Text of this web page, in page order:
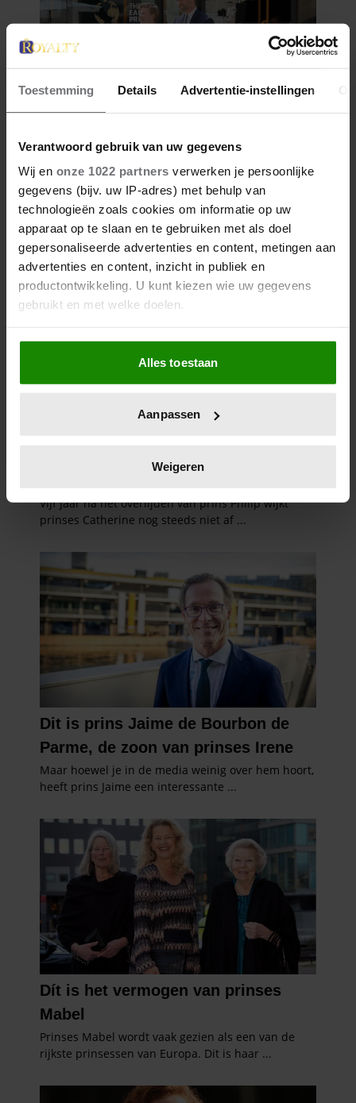
Toestemming Details Advertentie-instellingen
Verantwoord gebruik van uw gegevens
Wij en onze 1022 partners verwerken je persoonlijke
gegevens (bijv. uw IP-adres) met behulp van
technologieën zoals cookies om informatie op uw
apparaat op te slaan en te gebruiken met als doel
gepersonaliseerde advertenties en content, metingen aan
advertenties en content, inzicht in publiek en
productontwikkeling. U kunt kiezen wie uw gegevens
gebruikt en met welke doelen.
Als u het toestaat, willen we ook graag:
Informatie verzamelen over uw geografische
locatie, die tot een paar meter nauwkeurig kan zijn
scannen op specifieke eigenschappen (fingerprinting)
verwerkt en stel uw voorkeuren in het
intrekken in de Cookieverklaring.
en om ons websiteverkeer te analyseren. Ook delen we
informatie over uw gebruik van onze site met onze
partners voor social media, adverteren en analyse. Deze
partners kunnen deze gegevens combineren met andere
informatie die u aan ze heeft verstrekt of die ze hebben
verzameld op basis van uw gebruik van hun services. U
gaat akkoord met onze cookies als u onze website blijft
gebruiken.
Alles toestaan
Aanpassen
Weigeren